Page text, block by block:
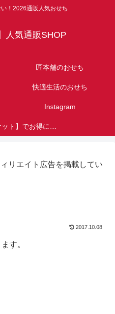
！2026通販人気おせち
人気通販SHOP
匠本舗のおせち
快適生活のおせち
Instagram
【au PAY マーケット】でお得におせち購入！au・UQユーザー必見！Pontaポイント特典
リエイト広告を掲載してい
2017.10.08
す。